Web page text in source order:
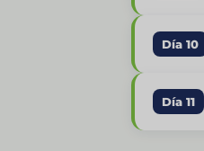
Día 10
Día 11